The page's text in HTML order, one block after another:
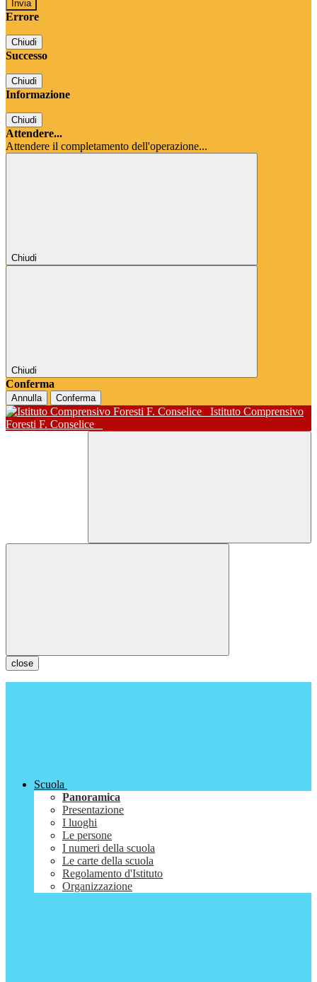
Errore
Chiudi
Successo
Chiudi
Informazione
Chiudi
Attendere...
Attendere il completamento dell'operazione...
Chiudi
Chiudi
Conferma
Annulla Conferma
Istituto Comprensivo
Foresti F. Conselice
close
Scuola
Panoramica
Presentazione
I luoghi
Le persone
I numeri della scuola
Le carte della scuola
Regolamento d'Istituto
Organizzazione